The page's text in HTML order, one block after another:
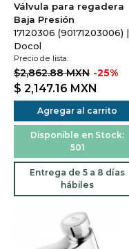
Válvula para regadera
Baja Presión
17120306 (90171203006) |
Docol
Precio de lista:
$2,862.88 MXN -25%
$ 2,147.16 MXN
Agregar al carrito
Disponible en Stock:
501
Entrega de 5 a 8 días
hábiles